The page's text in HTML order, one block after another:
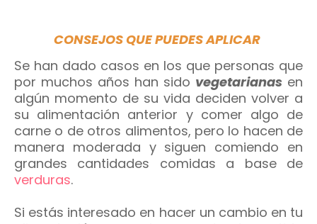
CONSEJOS QUE PUEDES APLICAR
Se han dado casos en los que personas que
por muchos años han sido vegetarianas en
algún momento de su vida deciden volver a
su alimentación anterior y comer algo de
carne o de otros alimentos, pero lo hacen de
manera moderada y siguen comiendo en
grandes cantidades comidas a base de
verduras.
Si estás interesado en hacer un cambio en tu